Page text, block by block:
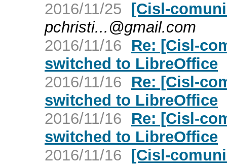
2016/11/25 [Cisl-
pchristi...@gmail.com
2016/11/16
Re: [Cisl-
switched to LibreOffice
2016/11/16
Re: [Cisl-
switched to LibreOffice
2016/11/16
Re: [Cisl-
switched to LibreOffice
2016/11/16 [Cisl-